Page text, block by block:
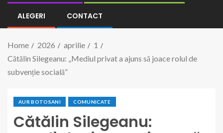
ALEGERI CONTACT
Home 2026 aprilie
1
Cătălin Silegeanu: „Mediul privat a ajuns să joace rolul de
subvenție socială”
AUR BOTOSANI COMUNICATE
Cătălin Silegeanu: